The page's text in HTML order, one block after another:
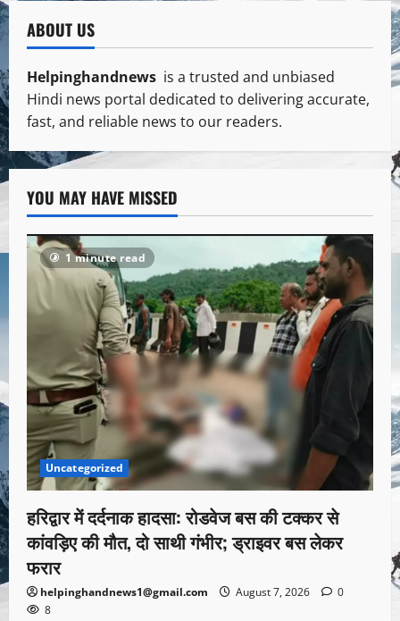
ABOUT US
Helpinghandnews is a trusted and unbiased
Hindi news portal dedicated to delivering accurate,
fast, and reliable news to our readers.
YOU MAY HAVE MISSED
1 minute read
Uncategorized
हरिद्वार में दर्दनाक हादसा: रोडवेज बस की टक्कर से
कांवड़िए की मौत, दो साथी गंभीर; ड्राइवर बस लेकर
फरार
helpinghandnews1@gmail.com August 7, 2026
0
8